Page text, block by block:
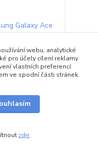
Ace
webu, analytické
pro účely cílení reklamy
vlastních preferencí
ve spodní části stránek.
zde.